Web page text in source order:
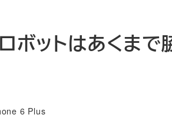
ットはあくまで
6 Plus